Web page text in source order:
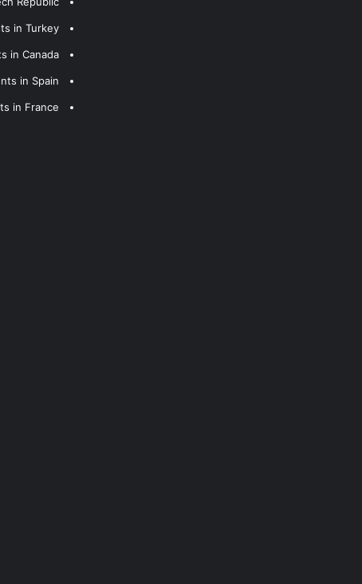
in Turkey
in Canada
in Spain
in France